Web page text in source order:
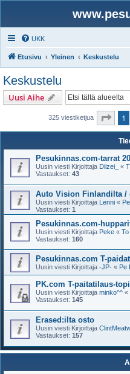
UKK
Etusivu Yleinen Keskustelu
Keskustelu
Uusi Aihe
325 viestiketjua Sivu1
Pesukinnas.com-tarrat
Uusin viesti Kirjoittaja Diizei_ «
Vastaukset: 43
Auto Vision Finlandilta /
Uusin viesti Kirjoittaja Lenni «
Vastaukset: 1
Pesukinnas.com-
Uusin viesti Kirjoittaja Peke «
Vastaukset: 160
Pesukinnas.com T-
Uusin viesti Kirjoittaja -JP- « Pe
PK.com T-paitatilaus-
Uusin viesti Kirjoittaja minko^^ «
Vastaukset: 145
Erased:ilta osto
Uusin viesti Kirjoittaja
Vastaukset: 157